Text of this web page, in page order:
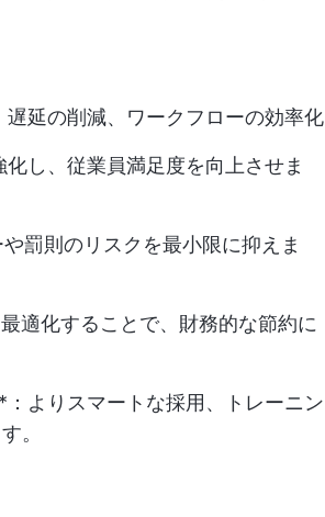
遅延の削減、ワークフローの効率化
し、従業員満足度を向上させま
罰則のリスクを最小限に抑えま
適化することで、財務的な節約に
：よりスマートな採用、トレーニン
。